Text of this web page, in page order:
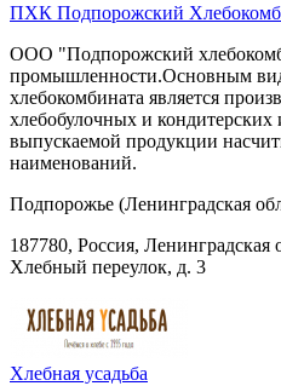
ПХК Подпорожский
ООО "Подпорожский
промышленности.Основным
хлебокомбината является
хлебобулочных и
выпускаемой продукции
наименований.
Подпорожье (Ленинградская
187780, Россия, Ленинградская
Хлебный переулок, д. 3
Хлебная усадьба